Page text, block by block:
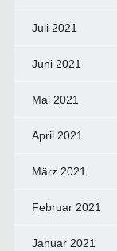
Juli 2021
Juni 2021
Mai 2021
April 2021
März 2021
Februar 2021
Januar 2021